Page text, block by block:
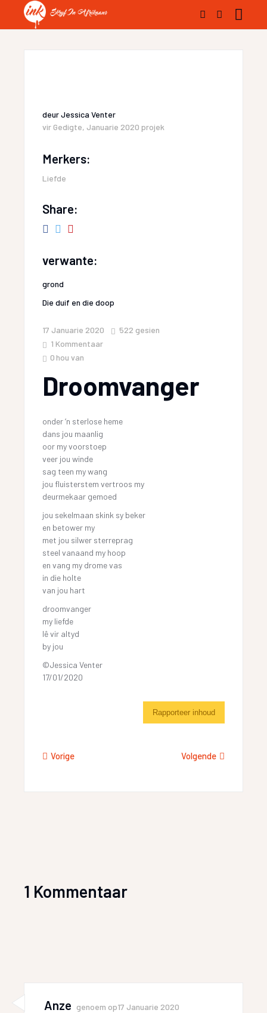
deurJessica Venter
vir Gedigte, Januarie 2020 projek
Merkers:
Liefde
Share:
verwante:
grond
Die duif en die doop
17 Januarie 2020 522 gesien
1 Kommentaar
0 hou van
Droomvanger
onder ‘n sterlose heme
dans jou maanlig
oor my voorstoep
veer jou winde
sag teen my wang
jou fluisterstem vertroos my
deurmekaar gemoed
jou sekelmaan skink sy beker
en betower my
met jou silwer sterreprag
steel vanaand my hoop
en vang my drome vas
in die holte
van jou hart
droomvanger
my liefde
lê vir altyd
by jou
©Jessica Venter
17/01/2020
Rapporteer inhoud
Vorige Volgende
1 Kommentaar
Anze genoem op17 Januarie 2020